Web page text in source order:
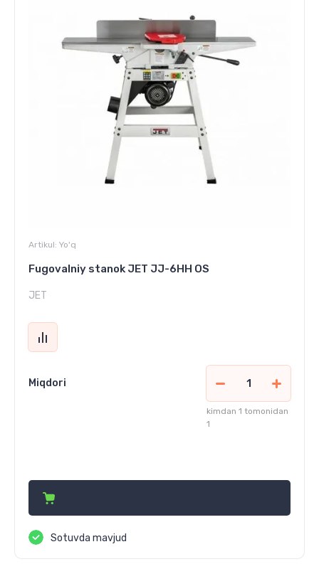
Artikul: Yo'q
Fugovalniy stanok JET JJ-6HH OS
JET
Miqdori
kimdan 1 tomonidan
1
Sotuvda mavjud